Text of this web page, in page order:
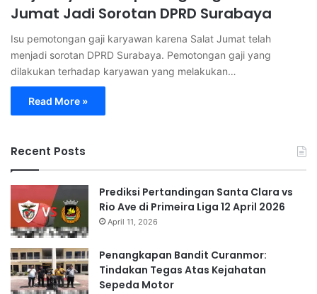
Jumat Jadi Sorotan DPRD Surabaya
Isu pemotongan gaji karyawan karena Salat Jumat telah
menjadi sorotan DPRD Surabaya. Pemotongan gaji yang
dilakukan terhadap karyawan yang melakukan…
Read More »
Recent Posts
Prediksi Pertandingan Santa Clara vs
Rio Ave di Primeira Liga 12 April 2026
April 11, 2026
Penangkapan Bandit Curanmor:
Tindakan Tegas Atas Kejahatan
Sepeda Motor